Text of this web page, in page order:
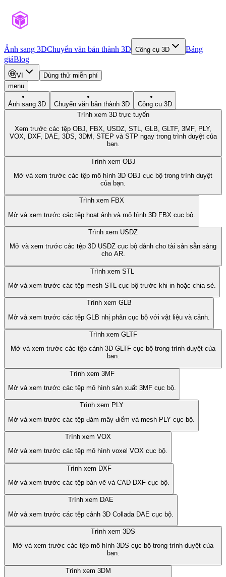
Ảnh sang 3DChuyển văn bản thành 3D Công cụ 3D
Bảng
giáBlog
VI
Dùng thử miễn phí
menu
Ảnh sang 3D Chuyển văn bản thành 3D
Công cụ 3D
Trình xem 3D trực tuyến
Xem trước các tệp OBJ, FBX, USDZ, STL, GLB, GLTF, 3MF, PLY,
VOX, DXF, DAE, 3DS, 3DM, STEP và STP ngay trong trình duyệt của
bạn.
Trình xem OBJ
Mở và xem trước các tệp mô hình 3D OBJ cục bộ trong trình duyệt
của bạn.
Trình xem FBX
Mở và xem trước các tệp hoạt ảnh và mô hình 3D FBX cục bộ.
Trình xem USDZ
Mở và xem trước các tệp 3D USDZ cục bộ dành cho tài sản sẵn sàng
cho AR.
Trình xem STL
Mở và xem trước các tệp mesh STL cục bộ trước khi in hoặc chia sẻ.
Trình xem GLB
Mở và xem trước các tệp GLB nhị phân cục bộ với vật liệu và cảnh.
Trình xem GLTF
Mở và xem trước các tệp cảnh 3D GLTF cục bộ trong trình duyệt của
bạn.
Trình xem 3MF
Mở và xem trước các tệp mô hình sản xuất 3MF cục bộ.
Trình xem PLY
Mở và xem trước các tệp đám mây điểm và mesh PLY cục bộ.
Trình xem VOX
Mở và xem trước các tệp mô hình voxel VOX cục bộ.
Trình xem DXF
Mở và xem trước các tệp bản vẽ và CAD DXF cục bộ.
Trình xem DAE
Mở và xem trước các tệp cảnh 3D Collada DAE cục bộ.
Trình xem 3DS
Mở và xem trước các tệp mô hình 3DS cục bộ trong trình duyệt của
bạn.
Trình xem 3DM